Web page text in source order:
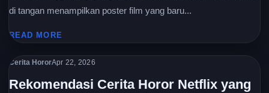
di tangan menampilkan poster film yang baru...
READ MORE
Cerita HororApr 22, 2026
Rekomendasi Cerita Horor Netflix yang